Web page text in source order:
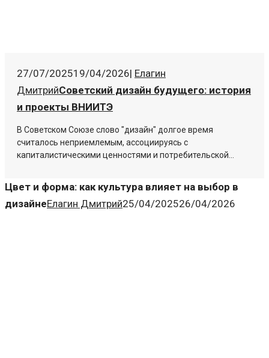
27/07/202519/04/2026| Елагин
ДмитрийСоветский дизайн будущего: история
и проекты ВНИИТЭ
В Советском Союзе слово "дизайн" долгое время
считалось неприемлемым, ассоциируясь с
капиталистическими ценностями и потребительской...
Цвет и форма: как культура влияет на выбор в
дизайнеЕлагин Дмитрий25/04/202526/04/2026